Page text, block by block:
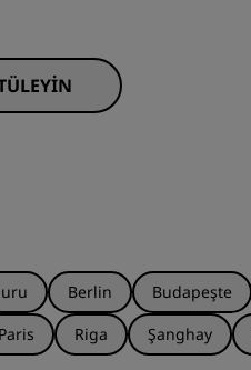
Berlin Budapeşte
Paris Riga Şanghay